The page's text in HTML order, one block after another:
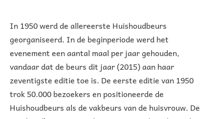
In 1950 werd de allereerste Huishoudbeurs
georganiseerd. In de beginperiode werd het
evenement een aantal maal per jaar gehouden,
vandaar dat de beurs dit jaar (2015) aan haar
zeventigste editie toe is. De eerste editie van 1950
trok 50.000 bezoekers en positioneerde de
Huishoudbeurs als de vakbeurs van de huisvrouw. De